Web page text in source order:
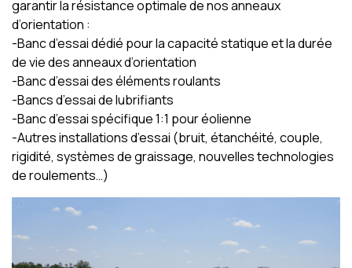
garantir la résistance optimale de nos anneaux
d’orientation :
-Banc d’essai dédié pour la capacité statique et la durée
de vie des anneaux d’orientation
-Banc d’essai des éléments roulants
-Bancs d’essai de lubrifiants
-Banc d’essai spécifique 1:1 pour éolienne
-Autres installations d’essai (bruit, étanchéité, couple,
rigidité, systèmes de graissage, nouvelles technologies
de roulements…)